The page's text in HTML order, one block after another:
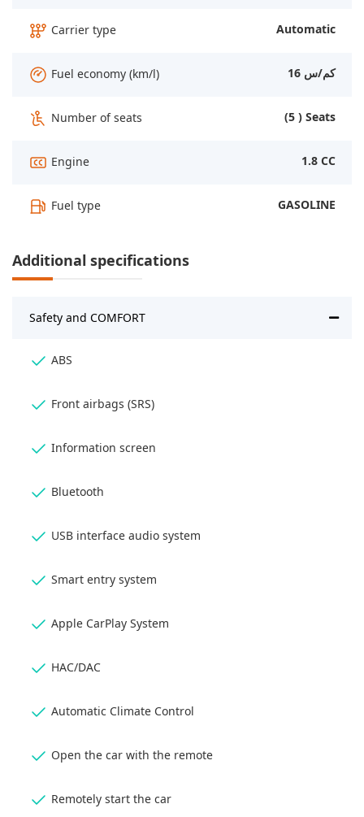
Carrier type Automatic
Fuel economy (km/l) 16 كم/س
Number of seats (5 ) Seats
Engine 1.8 CC
Fuel type GASOLINE
Additional specifications
Safety and COMFORT
ABS
Front airbags (SRS)
Information screen
Bluetooth
USB interface audio system
Smart entry system
Apple CarPlay System
HAC/DAC
Automatic Climate Control
Open the car with the remote
Remotely start the car